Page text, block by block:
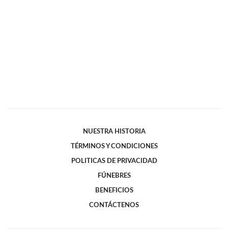
NUESTRA HISTORIA
TÉRMINOS Y CONDICIONES
POLITICAS DE PRIVACIDAD
FÚNEBRES
BENEFICIOS
CONTÁCTENOS